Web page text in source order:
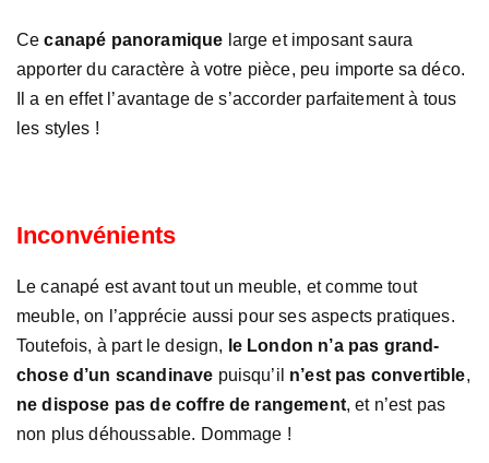
Cecanapé panoramique large et imposant saura
apporter du caractère à votre pièce, peu importe sa déco.
Il a en effet l’avantage de s’accorder parfaitement à tous
les styles !
Inconvénients
Le canapé est avant tout un meuble, et comme tout
meuble, on l’apprécie aussi pour ses aspects pratiques.
Toutefois, à part le design, le London n’a pas grand-
chose d’un scandinave puisqu’il n’est pas convertible,
ne dispose pas de coffre de rangement, et n’est pas
non plus déhoussable. Dommage !